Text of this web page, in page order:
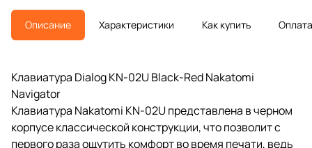
Описание Характеристики Как купить Оплата
Клавиатура Dialog KN-02U Black-Red Nakatomi
Navigator
Клавиатура Nakatomi KN-02U представлена в черном
корпусе классической конструкции, что позволит с
первого раза ощутить комфорт во время печати, ведь